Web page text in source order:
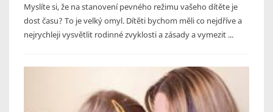
Myslíte si, že na stanovení pevného režimu vašeho dítěte je
dost času? To je velký omyl. Dítěti bychom měli co nejdříve a
nejrychleji vysvětlit rodinné zvyklosti a zásady a vymezit ...